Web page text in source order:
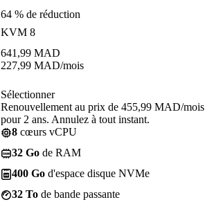
64 % de réduction
KVM 8
641,99 MAD
227,99 MAD/mois
Sélectionner
Renouvellement au prix de 455,99 MAD/mois
pour 2 ans. Annulez à tout instant.
8 cœurs vCPU
32 Go de RAM
400 Go d'espace disque NVMe
32 To de bande passante